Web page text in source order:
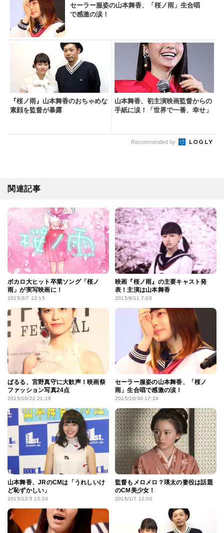
セーラー服姿の山本舞香、「桜ノ雨」生合唱
で感激の涙！
『桜ノ雨』山本舞香のおちゃめな
素顔を監督が暴露
山本舞香、初主演映画監督からの
手紙に涙！「世界で一番、幸せ」
Recommended by
関連記事
ボカロ大ヒット卒業ソング「桜ノ
雨」が実写映画に！
2015/3/7 12:15
映画『桜ノ雨』の主要キャスト発
表！主演は山本舞香
2015/9/11 7:00
ぱるる、宮野真守に大歓声！映画祭
ファッション写真24点
2015/10/22 21:19
セーラー服姿の山本舞香、「桜ノ
雨」生合唱で感激の涙！
2015/10/30 17:24
山本舞香、JRのCMは「うれしいけ
ど恥ずかしい」
2015/12/5 13:24
監督もメロメロ？瑛太の妻役は話題
のCM美少女！
2016/1/7 12:00